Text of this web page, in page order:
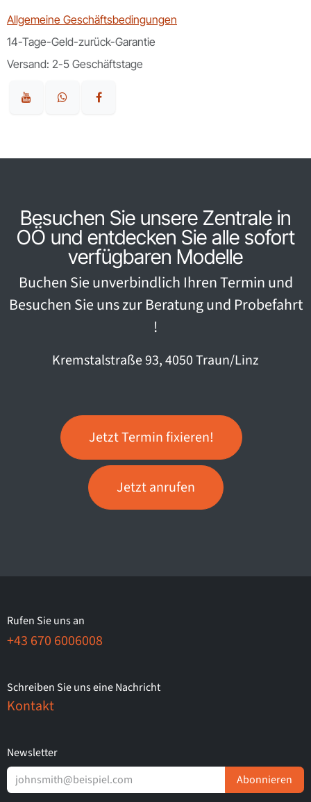
Allgemeine Geschäftsbedingungen
14-Tage-Geld-zurück-Garantie
Versand: 2-5 Geschäftstage
Besuchen Sie unsere Zentrale in
OÖ und entdecken Sie alle sofort
verfügbaren Modelle
Buchen Sie unverbindlich Ihren Termin und
Besuchen Sie uns zur Beratung und Probefahrt
!
Kremstalstraße 93, 4050 Traun/Linz
Jetzt Termin fixieren!
Jetzt anrufen
Rufen Sie uns an
+43 670 6006008
Schreiben Sie uns eine Nachricht
Kontakt
Newsletter
Abonnieren